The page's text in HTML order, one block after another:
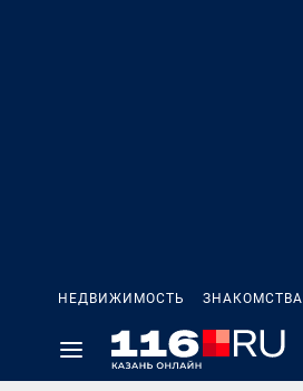
НЕДВИЖИМОСТЬ ЗНАКОМСТВА